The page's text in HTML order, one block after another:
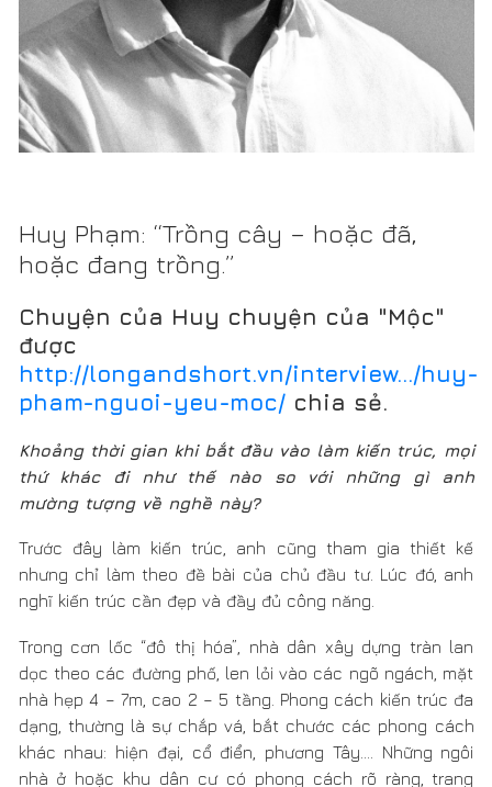
Chuyện của Huy chuyện của "Mộc"
được
pham-nguoi-yeu-moc/chia sẻ.
Khoảng thời gian khi bắt đầu vào làm kiến trúc, mọi
thứ khác đi như thế nào so với những gì anh
mường tượng về nghề này?
Trước đây làm kiến trúc, anh cũng tham gia thiết kế
nhưng chỉ làm theo đề bài của chủ đầu tư. Lúc đó, anh
nghĩ kiến trúc cần đẹp và đầy đủ công năng.
Trong cơn lốc “đô thị hóa”, nhà dân xây dựng tràn lan
dọc theo các đường phố, len lỏi vào các ngõ ngách, mặt
nhà hẹp 4 – 7m, cao 2 – 5 tầng. Phong cách kiến trúc đa
dạng, thường là sự chắp vá, bắt chước các phong cách
khác nhau: hiện đại, cổ điển, phương Tây…. Những ngôi
nhà ở hoặc khu dân cư có phong cách rõ ràng, trang
nhã là rất hiếm.
Những ngôi nhà có công năng cơ bản, đóng cửa lại nhốt
trong cái hộp 4 bức tường, may mắn lắm thì có cửa sổ,
bố mẹ luôn áp đặt cảm quan của con, thuê thiết kế mà